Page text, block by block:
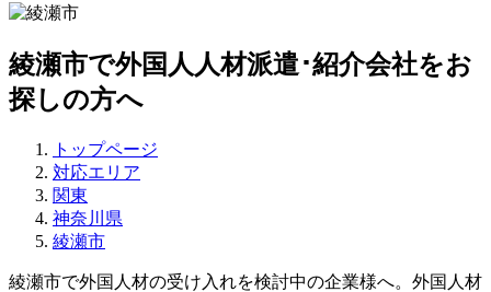
綾瀬市で外国人人材派遣･紹介会社をお
探しの方へ
トップページ
対応エリア
関東
神奈川県
綾瀬市
綾瀬市で外国人材の受け入れを検討中の企業様へ。外国人材